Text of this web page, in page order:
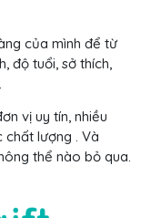
của mình để từ
độ tuổi, sở thích,
vị uy tín, nhiều
lượng . Và
thể nào bỏ qua.